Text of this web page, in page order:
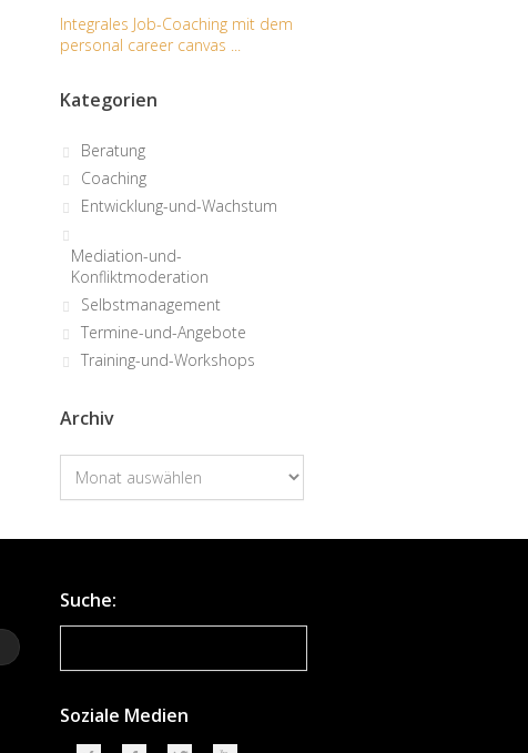
Integrales Job-Coaching mit dem
personal career canvas ...
Kategorien
Beratung
Coaching
Entwicklung-und-Wachstum
Mediation-und-
Konfliktmoderation
Selbstmanagement
Termine-und-Angebote
Training-und-Workshops
Archiv
Suche:
Soziale Medien